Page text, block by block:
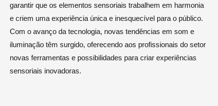
garantir que os elementos sensoriais trabalhem em harmonia
e criem uma experiência única e inesquecível para o público.
Com o avanço da tecnologia, novas tendências em som e
iluminação têm surgido, oferecendo aos profissionais do setor
novas ferramentas e possibilidades para criar experiências
sensoriais inovadoras.